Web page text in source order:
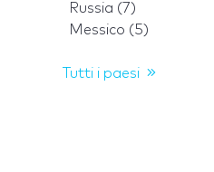
Russia (7)
Messico (5)
Tutti i paesi